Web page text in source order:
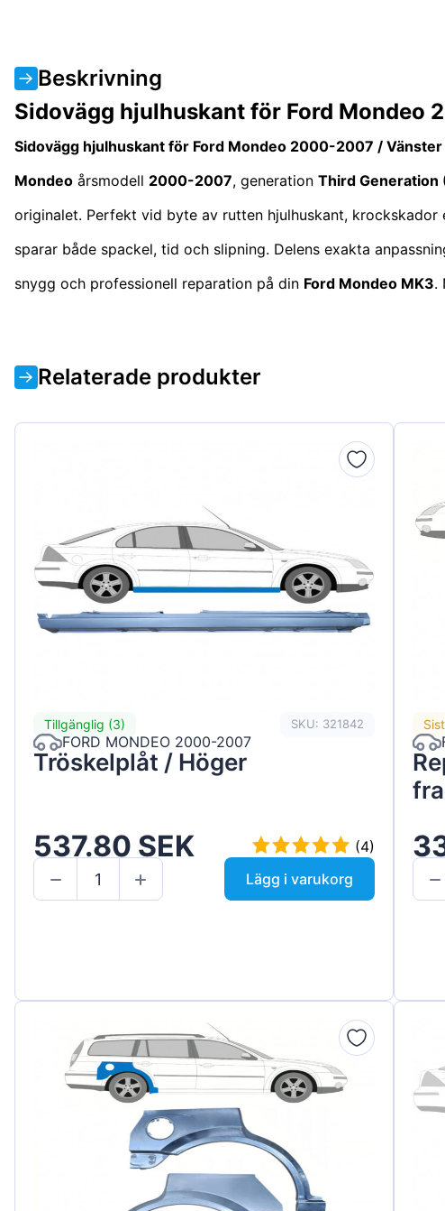
Beskrivning
Sidovägg hjulhuskant för Ford Mondeo
Sidovägg hjulhuskant för Ford Mondeo 2000-2007 / Vänster
Mondeo årsmodell 2000-2007, generation Third Generation
originalet. Perfekt vid byte av rutten hjulhuskant,
sparar både spackel, tid och slipning. Delens exakta
snygg och professionell reparation på din Ford Mondeo MK3.
Relaterade produkter
Tillgänglig (3) SKU: 321842
FORD MONDEO 2000-2007
Tröskelplåt / Höger
537.80 SEK
(4)
Lägg i varukorg